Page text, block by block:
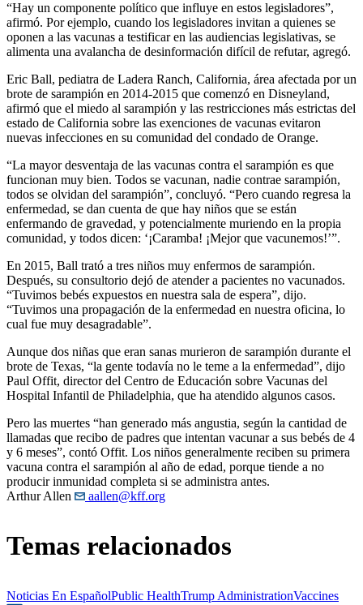
“Hay un componente político que influye en estos legisladores”,
afirmó. Por ejemplo, cuando los legisladores invitan a quienes se
oponen a las vacunas a testificar en las audiencias legislativas, se
alimenta una avalancha de desinformación difícil de refutar, agregó.
Eric Ball, pediatra de Ladera Ranch, California, área afectada por un
brote de sarampión en 2014-2015 que comenzó en Disneyland,
afirmó que el miedo al sarampión y las restricciones más estrictas del
estado de California sobre las exenciones de vacunas evitaron
nuevas infecciones en su comunidad del condado de Orange.
“La mayor desventaja de las vacunas contra el sarampión es que
funcionan muy bien. Todos se vacunan, nadie contrae sarampión,
todos se olvidan del sarampión”, concluyó. “Pero cuando regresa la
enfermedad, se dan cuenta de que hay niños que se están
enfermando de gravedad, y potencialmente muriendo en la propia
comunidad, y todos dicen: ‘¡Caramba! ¡Mejor que vacunemos!’”.
En 2015, Ball trató a tres niños muy enfermos de sarampión.
Después, su consultorio dejó de atender a pacientes no vacunados.
“Tuvimos bebés expuestos en nuestra sala de espera”, dijo.
“Tuvimos una propagación de la enfermedad en nuestra oficina, lo
cual fue muy desagradable”.
Aunque dos niñas que eran sanas murieron de sarampión durante el
brote de Texas, “la gente todavía no le teme a la enfermedad”, dijo
Paul Offit, director del Centro de Educación sobre Vacunas del
Hospital Infantil de Philadelphia, que ha atendido algunos casos.
Pero las muertes “han generado más angustia, según la cantidad de
llamadas que recibo de padres que intentan vacunar a sus bebés de 4
y 6 meses”, contó Offit. Los niños generalmente reciben su primera
vacuna contra el sarampión al año de edad, porque tiende a no
producir inmunidad completa si se administra antes.
Arthur Allen
aallen@kff.org
Temas relacionados
Noticias En EspañolPublic HealthTrump AdministrationVaccines